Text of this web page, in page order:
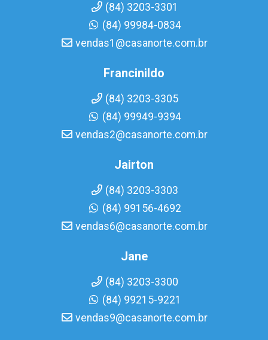
(84) 3203-3301
(84) 99984-0834
vendas1@casanorte.com.br
Francinildo
(84) 3203-3305
(84) 99949-9394
vendas2@casanorte.com.br
Jairton
(84) 3203-3303
(84) 99156-4692
vendas6@casanorte.com.br
Jane
(84) 3203-3300
(84) 99215-9221
vendas9@casanorte.com.br